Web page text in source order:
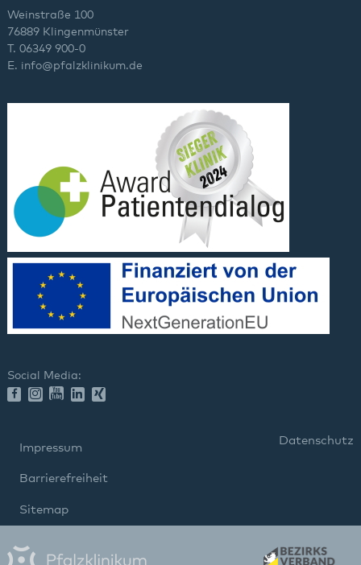
Weinstraße 100
76889 Klingenmünster
T. 06349 900-0
E. info@pfalzklinikum.de
Social Media:
Impressum
Datenschutz
Barrierefreiheit
Sitemap